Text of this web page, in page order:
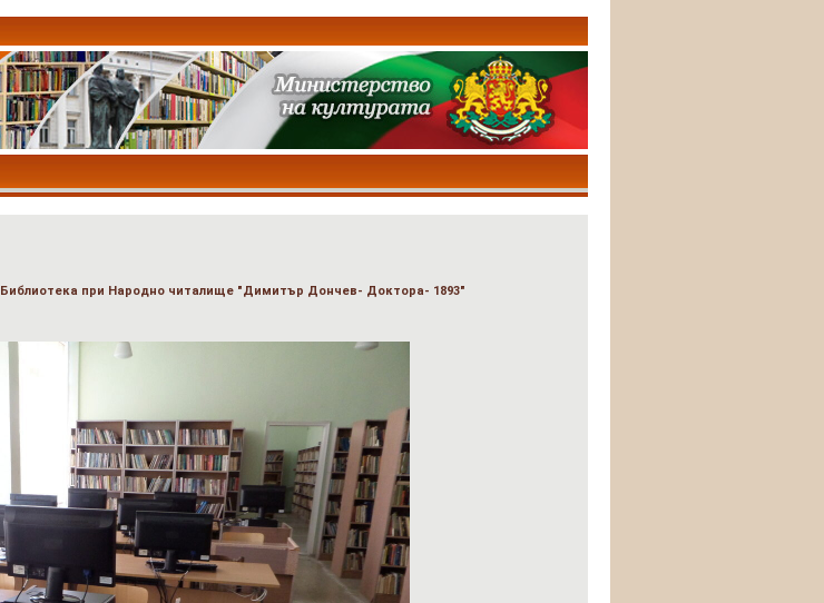
Библиотека при Народно читалище "Димитър Дончев- Доктора- 1893"